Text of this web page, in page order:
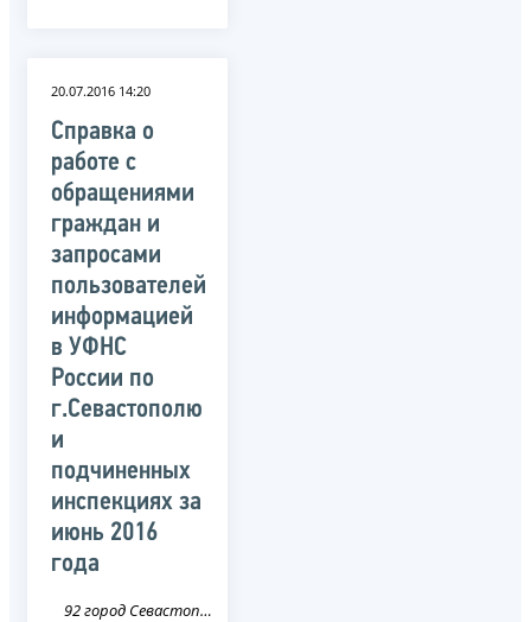
20.07.2016 14:20
Справка о
работе с
обращениями
граждан и
запросами
пользователей
информацией
в УФНС
России по
г.Севастополю
и
подчиненных
инспекциях за
июнь 2016
года
92 город Севастополь